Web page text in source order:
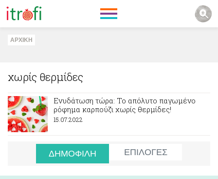
ΑΡΧΙΚΗ
χωρίς θερμίδες
Ενυδάτωση τώρα: Το απόλυτο παγωμένο
ρόφημα καρπούζι χωρίς θερμίδες!
15.07.2022
ΔΗΜΟΦΙΛΗ ΕΠΙΛΟΓΕΣ